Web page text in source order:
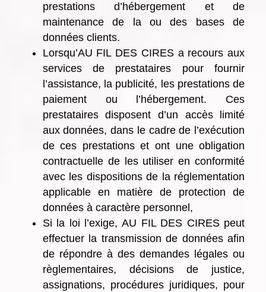
prestations d’hébergement et de
maintenance de la ou des bases de
données clients.
Lorsqu’AU FIL DES CIRES a recours aux
services de prestataires pour fournir
l’assistance, la publicité, les prestations de
paiement ou l’hébergement. Ces
prestataires disposent d’un accès limité
aux données, dans le cadre de l’exécution
de ces prestations et ont une obligation
contractuelle de les utiliser en conformité
avec les dispositions de la réglementation
applicable en matière de protection de
données à caractère personnel,
Si la loi l’exige, AU FIL DES CIRES peut
effectuer la transmission de données afin
de répondre à des demandes légales ou
règlementaires, décisions de justice,
assignations, procédures juridiques, pour